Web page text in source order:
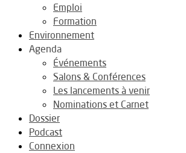
Emploi
Formation
Environnement
Agenda
Événements
Salons & Conférences
Les lancements à venir
Nominations et Carnet
Dossier
Podcast
Connexion